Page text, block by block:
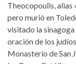
Theocopoulis, alias
pero murió en
visitado la
oración de los
Monasterio de San